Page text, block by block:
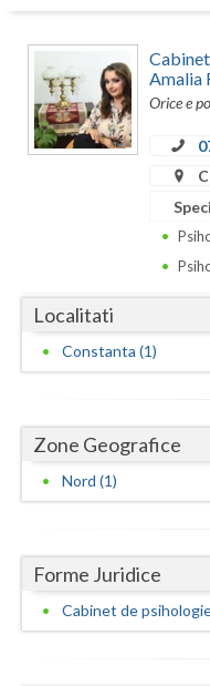
Calarasi
Caras-Severin
Cluj
Dolj
Galati
Gorj
Harghita
Ialomita
Iasi
Amalia
Orice e
Localitati
Constanta (1)
Zone Geografice
Nord (1)
Forme Juridice
Cabinet de